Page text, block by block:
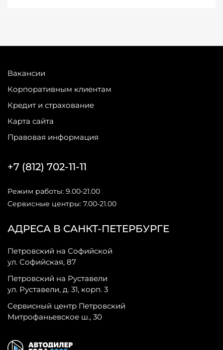
Вакансии
Корпоративным клиентам
Кредит и страхование
Карта сайта
Правовая информация
АДРЕСА В САНКТ-ПЕТЕРБУРГЕ
Петровский на Софийской
ул. Софийская, 87
Петровский на Руставели
ул. Руставели, д. 31, корп. 3
Сервисный центр Петровский
Митрофаньевское ш., 30
+7 (812) 702-11-11
Режим работы: 9.00-21.00
Сервисные центры: 7.00-21.00